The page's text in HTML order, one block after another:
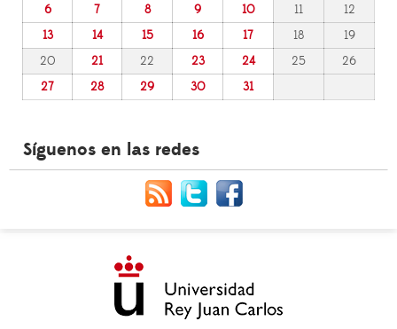
6
7 8 9 10 11
12
13
14 15 16 17 18
19
20
21 22 23 24 25
26
27
28 29 30 31
Síguenos en las redes